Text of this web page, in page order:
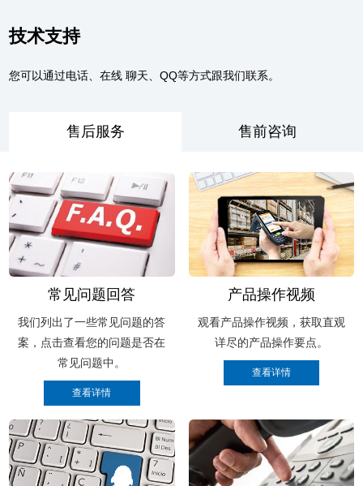
技术支持
您可以通过电话、在线 聊天、QQ等方式跟我们联系。
售后服务 售前咨
常见问题回答
我们列出了一些常见问题的答
案，点击查看您的问题是否在
常见问题中。
产品操作视频
观看产品操作视频，获取直观
详尽的产品操作要点。